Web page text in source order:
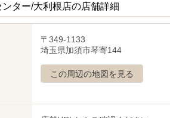
ター/大利根店の店舗詳細
〒349-1133
埼玉県加須市琴寄144
この周辺の地図を見る